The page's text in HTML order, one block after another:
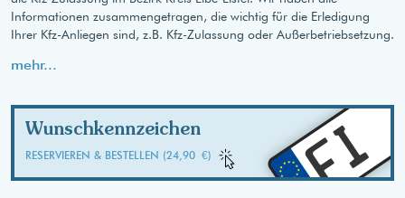
Informationen zusammengetragen, die wichtig für die Erledigung
Ihrer Kfz-Anliegen sind, z.B. Kfz-Zulassung oder Außerbetriebsetzung.
mehr...
Wunschkennzeichen
RESERVIEREN & BESTELLEN (24,90 €) FI